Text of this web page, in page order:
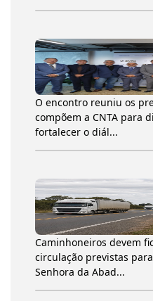
O encontro reuniu os
compõem a CNTA para
fortalecer o diál...
Caminhoneiros devem
circulação previstas
Senhora da Abad...